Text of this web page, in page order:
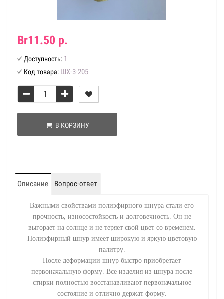
Br11.50 р.
Доступность: 1
Код товара: ШХ-3-205
В КОРЗИНУ
Описание Вопрос-ответ
Важными свойствами полиэфирного шнура стали его
прочность, износостойкость и долговечность. Он не
выгорает на солнце и не теряет свой цвет со временем.
Полиэфирный шнур имеет широкую и яркую цветовую
палитру.
После деформации шнур быстро приобретает
первоначальную форму. Все изделия из шнура после
стирки полностью восстанавливают первоначальное
состояние и отлично держат форму.